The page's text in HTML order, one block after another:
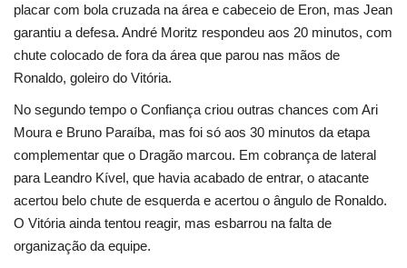
placar com bola cruzada na área e cabeceio de Eron, mas Jean
garantiu a defesa. André Moritz respondeu aos 20 minutos, com
chute colocado de fora da área que parou nas mãos de
Ronaldo, goleiro do Vitória.
No segundo tempo o Confiança criou outras chances com Ari
Moura e Bruno Paraíba, mas foi só aos 30 minutos da etapa
complementar que o Dragão marcou. Em cobrança de lateral
para Leandro Kível, que havia acabado de entrar, o atacante
acertou belo chute de esquerda e acertou o ângulo de Ronaldo.
O Vitória ainda tentou reagir, mas esbarrou na falta de
organização da equipe.